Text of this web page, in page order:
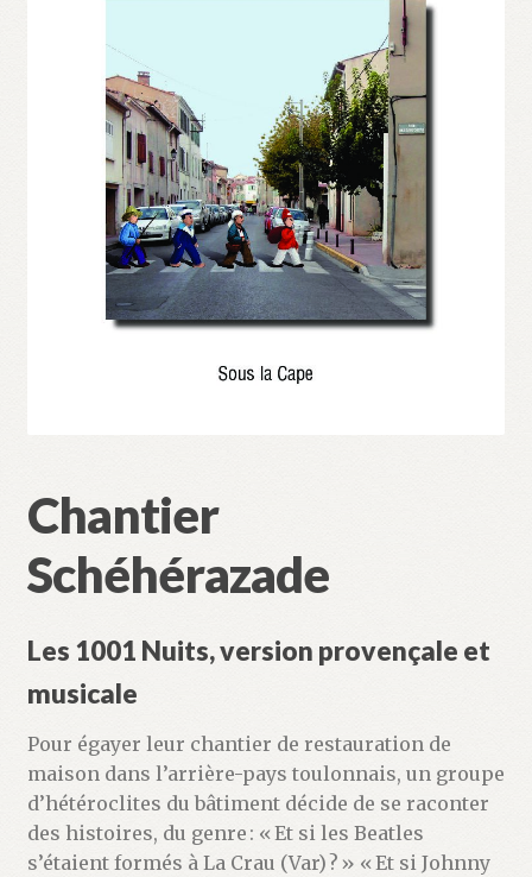
Chantier
Schéhérazade
Les 1001 Nuits, version provençale et
musicale
Pour égayer leur chantier de restauration de
maison dans l’arrière-pays toulonnais, un groupe
d’hétéroclites du bâtiment décide de se raconter
des histoires, du genre : « Et si les Beatles
s’étaient formés à La Crau (Var) ? » « Et si Johnny